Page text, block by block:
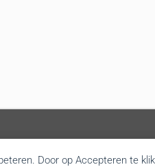
Door op Accepteren te